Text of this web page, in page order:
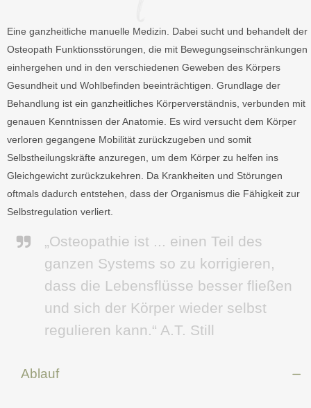
Eine ganzheitliche manuelle Medizin. Dabei sucht und behandelt der
Osteopath Funktionsstörungen, die mit Bewegungseinschränkungen
einhergehen und in den verschiedenen Geweben des Körpers
Gesundheit und Wohlbefinden beeinträchtigen. Grundlage der
Behandlung ist ein ganzheitliches Körperverständnis, verbunden mit
genauen Kenntnissen der Anatomie. Es wird versucht dem Körper
verloren gegangene Mobilität zurückzugeben und somit
Selbstheilungskräfte anzuregen, um dem Körper zu helfen ins
Gleichgewicht zurückzukehren. Da Krankheiten und Störungen
oftmals dadurch entstehen, dass der Organismus die Fähigkeit zur
Selbstregulation verliert.
„Osteopathie ist ... einen Teil des
ganzen Systems so zu korrigieren,
dass die Lebensflüsse besser fließen
und sich der Körper wieder selbst
regulieren kann.“ A.T. Still
Ablauf